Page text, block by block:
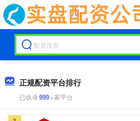
正规配资平台排行
已收录999+家平台